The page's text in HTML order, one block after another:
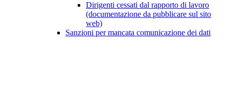
Dirigenti cessati dal rapporto di lavoro
(documentazione da pubblicare sul sito
web)
Sanzioni per mancata comunicazione dei dati